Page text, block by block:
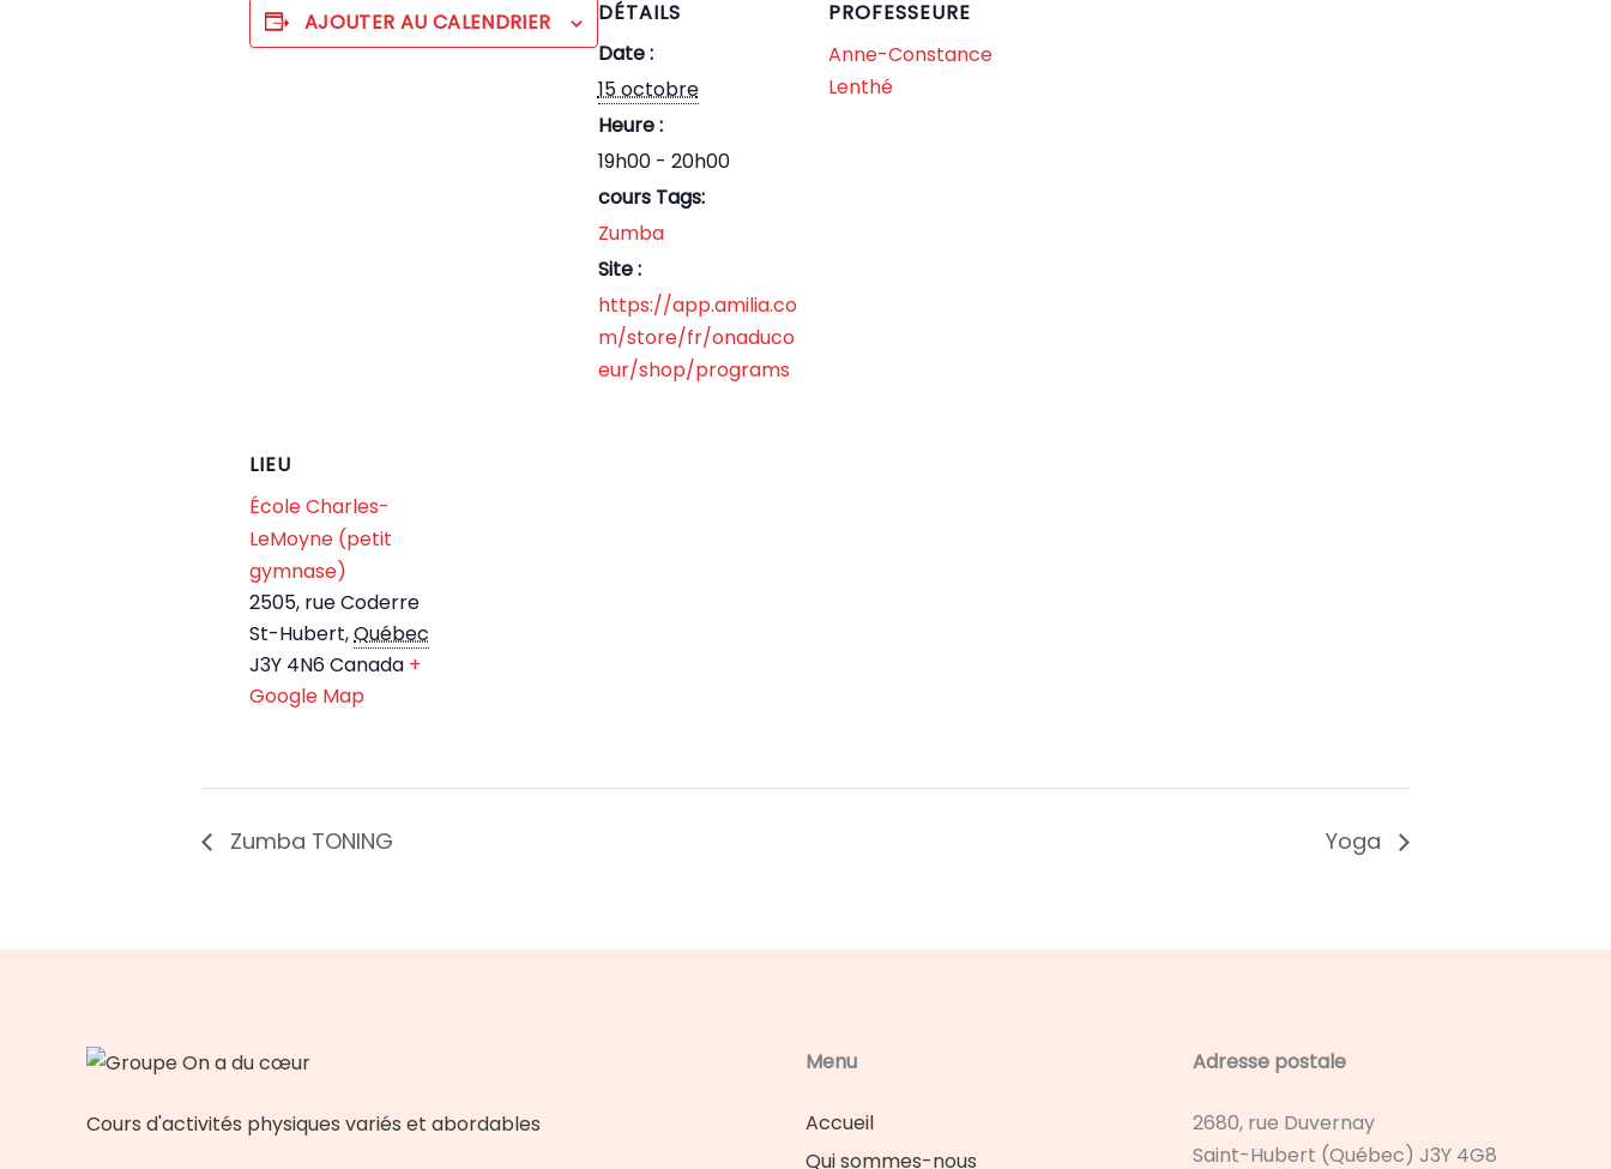
AJOUTER AU CALENDRIER
DÉTAILS
Date :
15 octobre
Heure :
19h00 - 20h00
cours Tags:
Zumba
Site :
https://app.amilia.co
m/store/fr/onaduco
eur/shop/programs
PROFESSEURE
Anne-Constance
Lenthé
LIEU
École Charles-
LeMoyne (petit
gymnase)
2505, rue Coderre
St-Hubert,Québec
J3Y 4N6Canada +
Google Map
Zumba TONING Yoga
Cours d'activités physiques variés et abordables
Menu
Accueil
Qui sommes-nous
Adresse postale
2680, rue Duvernay
Saint-Hubert (Québec) J3Y 4G8